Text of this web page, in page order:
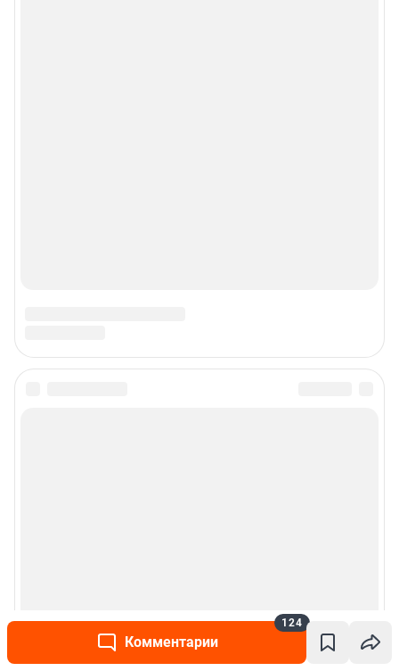
Комментарии
124